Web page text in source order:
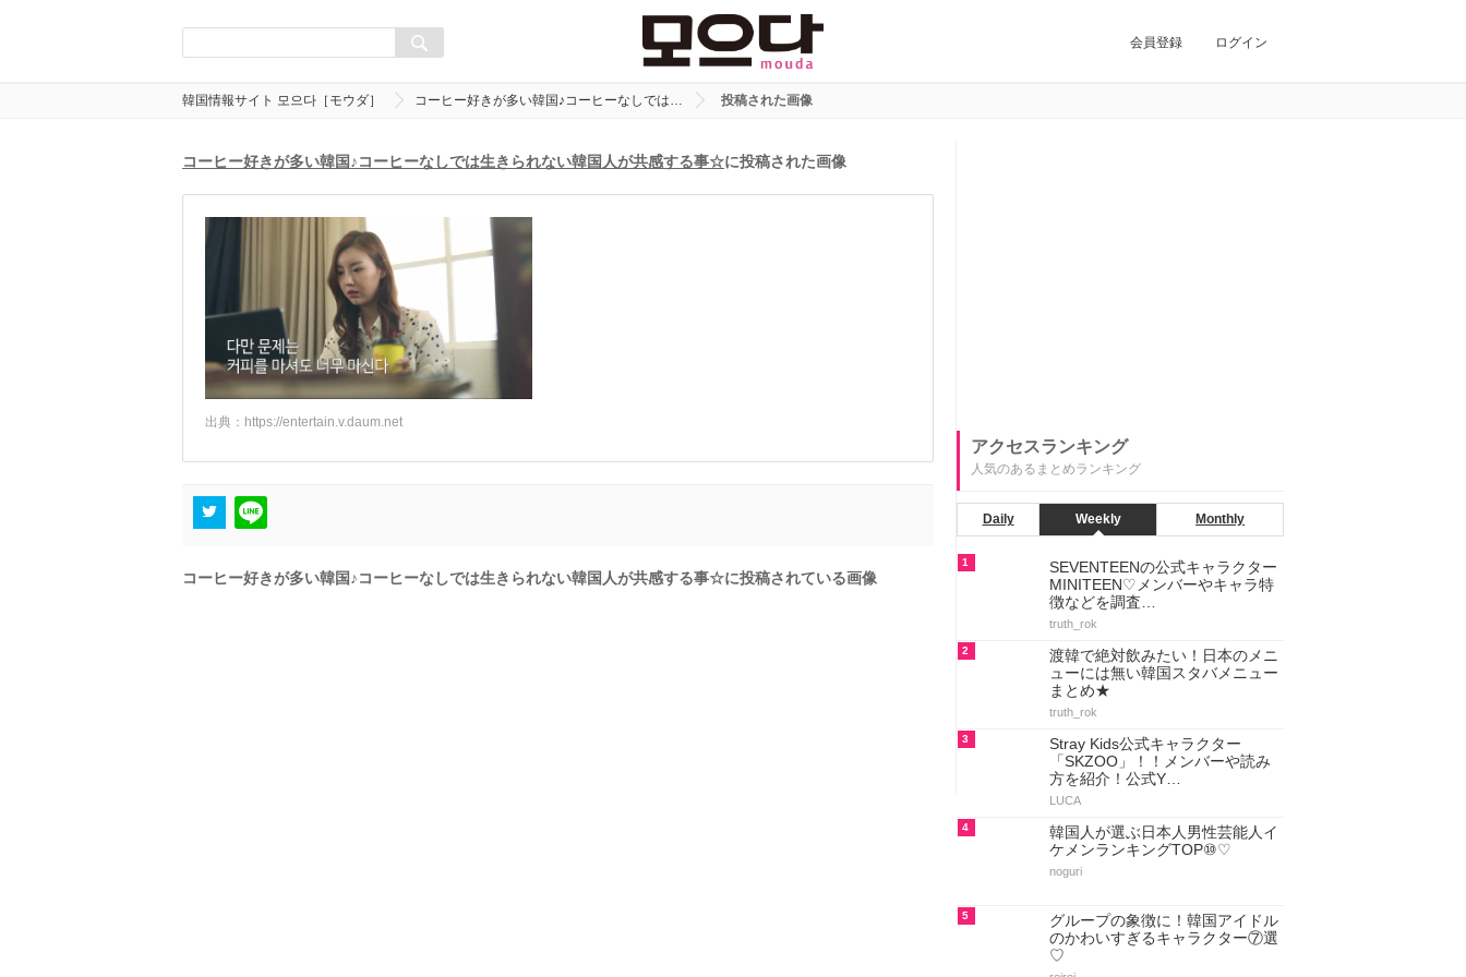
会員登録 ログイン
韓国情報サイト 모으다［モウダ］ コーヒー好きが多い韓国♪コーヒーなしでは… 投稿された画像
コーヒー好きが多い韓国♪コーヒーなしでは生きられない韓国人が共感する事☆に投稿された画像
出典： https://entertain.v.daum.net
コーヒー好きが多い韓国♪コーヒーなしでは生きられない韓国人が共感する事☆に投稿されている画像
アクセスランキング
人気のあるまとめランキング
Daily Weekly Monthly
1
SEVENTEENの公式キャラクター
MINITEEN♡メンバーやキャラ特
徴などを調査…
truth_rok
2
渡韓で絶対飲みたい！日本のメニ
ューには無い韓国スタバメニュー
まとめ★
truth_rok
3
Stray Kids公式キャラクター
「SKZOO」！！メンバーや読み
方を紹介！公式Y…
LUCA
4
韓国人が選ぶ日本人男性芸能人イ
ケメンランキングTOP⑩♡
noguri
5
グループの象徴に！韓国アイドル
のかわいすぎるキャラクター⑦選
♡